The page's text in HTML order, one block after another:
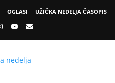
OGLASI UŽIČKA NEDELJA ČASOPIS